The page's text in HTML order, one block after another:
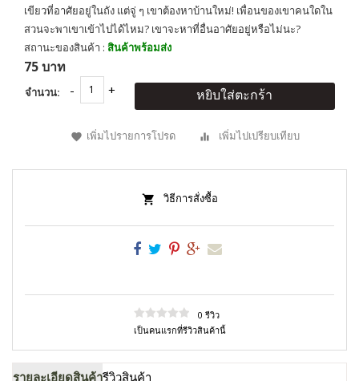
เขียวที่อาศัยอยู่ในถัง แต่จู่ ๆ เขาต้องหาบ้านใหม่! เพื่อนของเขาคนใดใน
สวนจะพาเขาเข้าไปได้ไหม? เขาจะหาที่อื่นอาศัยอยู่หรือไม่นะ?
สถานะของสินค้า : สินค้าพร้อมส่ง
75 บาท
จำนวน: หยิบใส่ตะกร้า
เพิ่มไปรายการโปรด เพิ่มไปเปรียบเทียบ
วิธีการสั่งซื้อ
0 รีวิว
เป็นคนแรกที่รีวิวสินค้านี้
รายละเอียดสินค้ารีวิวสินค้า